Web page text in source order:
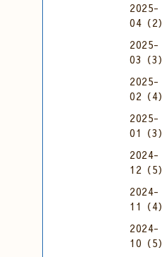
2025-
04（2）
2025-
03（3）
2025-
02（4）
2025-
01（3）
2024-
12（5）
2024-
11（4）
2024-
10（5）